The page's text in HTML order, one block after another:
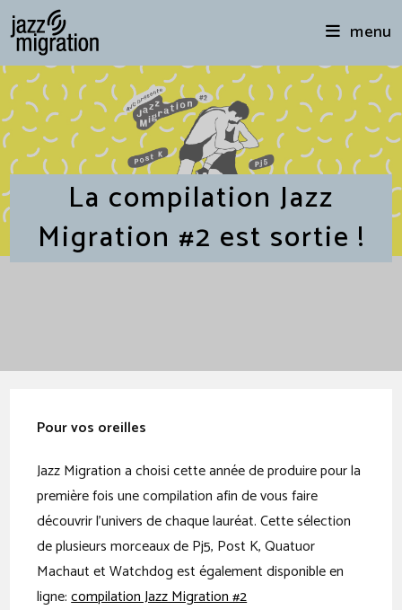
menu
La compilation Jazz
Migration #2 est sortie !
Pour vos oreilles
Jazz Migration a choisi cette année de produire pour la
première fois une compilation afin de vous faire
découvrir l’univers de chaque lauréat. Cette sélection
de plusieurs morceaux de Pj5, Post K, Quatuor
Machaut et Watchdog est également disponible en
ligne:compilation Jazz Migration #2